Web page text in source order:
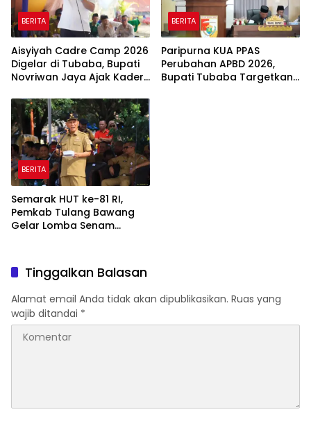
BERITA
Aisyiyah Cadre Camp 2026
Digelar di Tubaba, Bupati
Novriwan Jaya Ajak Kader
Pembangunan
BERITA
Paripurna KUA PPAS
Perubahan APBD 2026,
Bupati Tubaba Targetkan
BERITA
Semarak HUT ke-81 RI,
Pemkab Tulang Bawang
Gelar Lomba Senam
Tinggalkan Balasan
Alamat email Anda tidak akan dipublikasikan. Ruas yang
wajib ditandai *